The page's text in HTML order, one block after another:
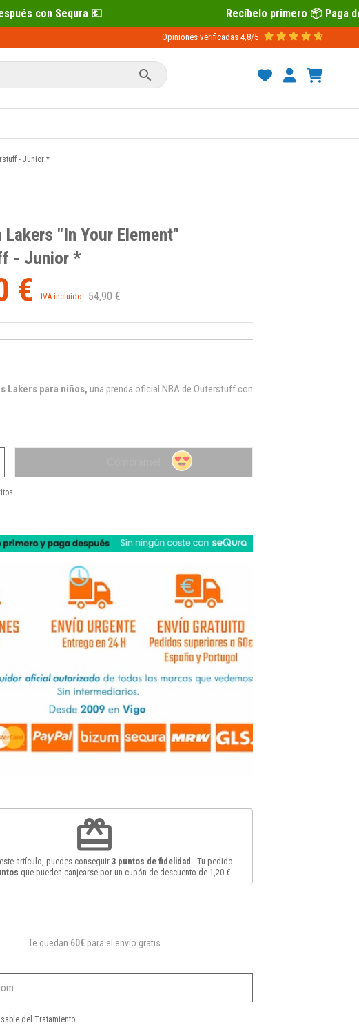
💶 Recíbelo primero 📦 Paga después con
Opiniones verificadas 4,8/5

- Junior *
Lakers "In Your Element"
- Junior *
€ IVA incluido 54,90 €
Lakers para niños, una prenda oficial NBA de Outerstuff con
redeem
artículo, puedes conseguir3 puntos de fidelidad . Tu pedido
que pueden canjearse por un cupón de descuento de 1,20 €
Te quedan 60€para el envío gratis
del Tratamiento: